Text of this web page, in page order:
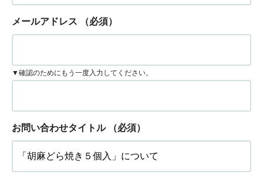
メールアドレス （必須）
▼確認のためにもう一度入力してください。
お問い合わせタイトル （必須）